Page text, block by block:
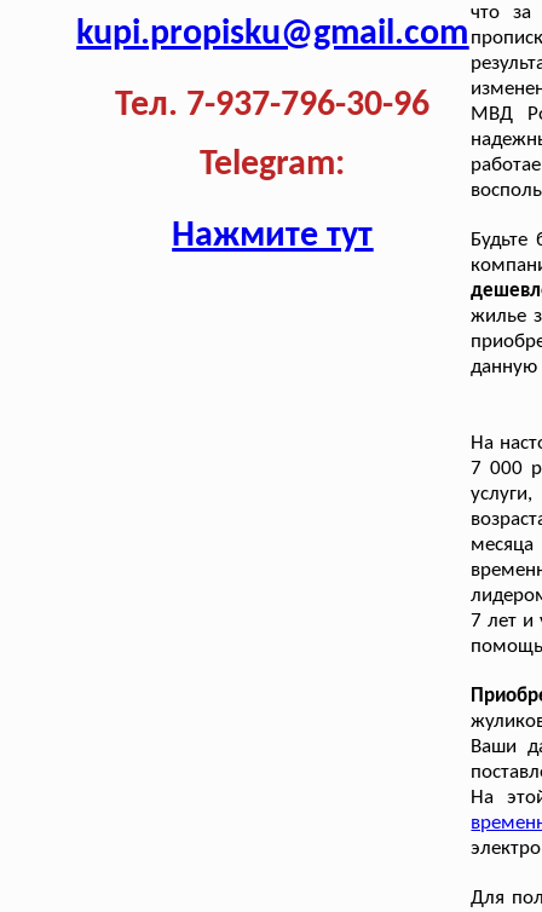
kupi.propisku@gmail.com
Тел. 7-937-796-30-96
Telegram:
Нажмите тут
что
МВД
Будьте
жилье
данную
На
7 000
7 лет и
Ваши
На
Для